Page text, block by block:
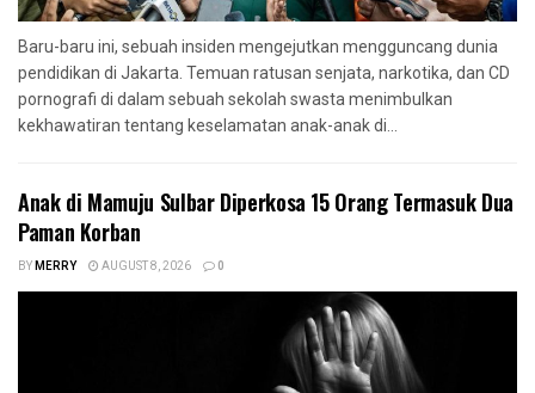
Baru-baru ini, sebuah insiden mengejutkan mengguncang dunia
pendidikan di Jakarta. Temuan ratusan senjata, narkotika, dan CD
pornografi di dalam sebuah sekolah swasta menimbulkan
kekhawatiran tentang keselamatan anak-anak di...
Anak di Mamuju Sulbar Diperkosa 15 Orang Termasuk Dua
Paman Korban
BYMERRY AUGUST 8, 2026 0